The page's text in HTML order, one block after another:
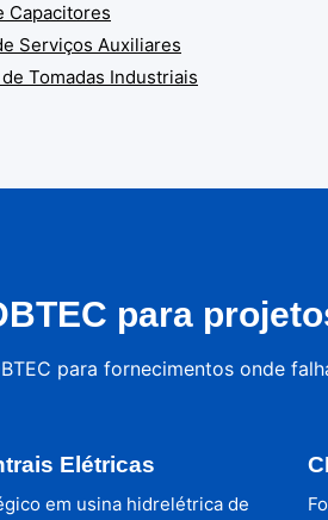
Capacitores
Serviços Auxiliares
Tomadas Industriais
para
para fornecimentos onde
Elétricas
em usina hidrelétrica de